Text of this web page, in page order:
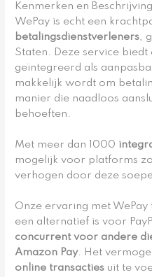
Kenmerken en
WePay is echt een
betalingsdienstverleners,
Staten. Deze service biedt
geïntegreerd als
makkelijk wordt om
manier die naadloos
behoeften.
Met meer dan 1000
mogelijk voor platforms
verhogen door deze
Onze ervaring met
een alternatief is voor
concurrent voor andere
Amazon Pay. Het
online transacties uit te